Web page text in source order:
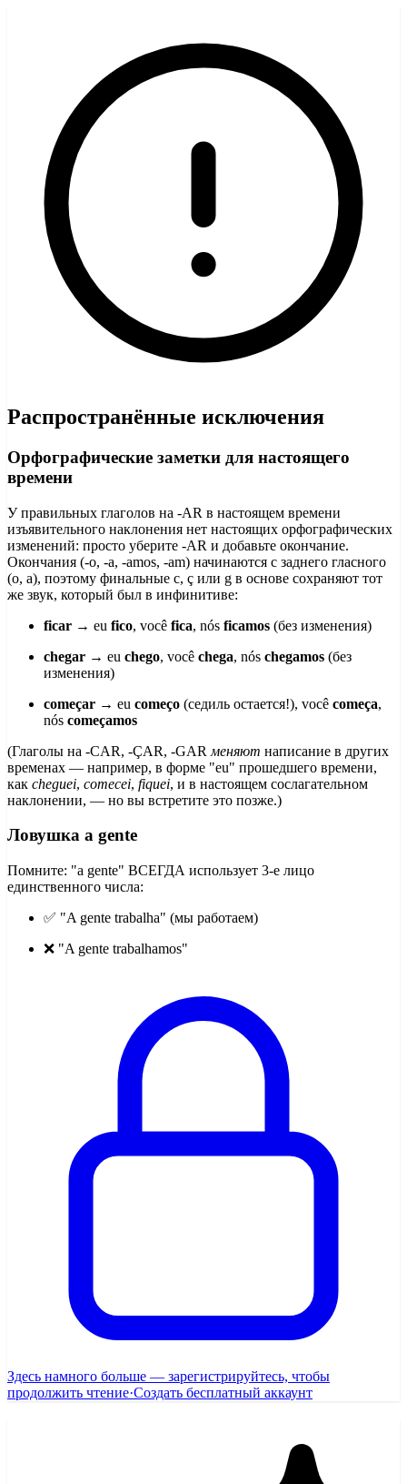
Распространённые исключения
Орфографические заметки для настоящего
времени
У правильных глаголов на -AR в настоящем времени
изъявительного наклонения нет настоящих орфографических
изменений: просто уберите -AR и добавьте окончание.
Окончания (-o, -a, -amos, -am) начинаются с заднего гласного
(o, a), поэтому финальные c, ç или g в основе сохраняют тот
же звук, который был в инфинитиве:
ficar → eu fico, você fica, nós ficamos (без изменения)
chegar → eu chego, você chega, nós chegamos (без
изменения)
começar → eu começo (седиль остается!), você começa,
nós começamos
(Глаголы на -CAR, -ÇAR, -GAR меняют написание в других
временах — например, в форме "eu" прошедшего времени,
как cheguei, comecei, fiquei, и в настоящем сослагательном
наклонении, — но вы встретите это позже.)
Ловушка a gente
Помните: "a gente" ВСЕГДА использует 3-е лицо
единственного числа:
✅ "A gente trabalha" (мы работаем)
❌ "A gente trabalhamos"
Здесь намного больше — зарегистрируйтесь, чтобы
продолжить чтение·Создать бесплатный аккаунт